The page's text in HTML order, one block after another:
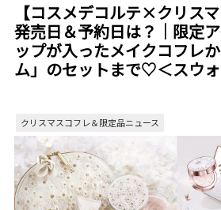
【コスメデコルテ×クリス
発売日＆予約日は？｜限定
ップが入ったメイクコフレ
ム」のセットまで♡＜スウ
クリスマスコフレ＆限定品ニュース